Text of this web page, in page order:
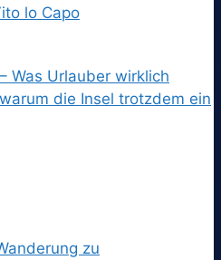
lo Capo
Was Urlauber wirklich
die Insel trotzdem ein
zu